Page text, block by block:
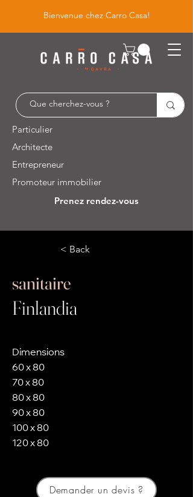
Bienvenue chez Carro Casa!
Particulier
Architecte
Entrepreneur
Promoteur immobilier
Prenez rendez-vous
Leuvensesteenweg 526 / 1930 Zaventem
< Back
sanitaire
Finlandia
Dimensions
60 x 80
70 x 80
80 x 80
90 x 80
100 x 80
120 x 80
Demander un devis ?